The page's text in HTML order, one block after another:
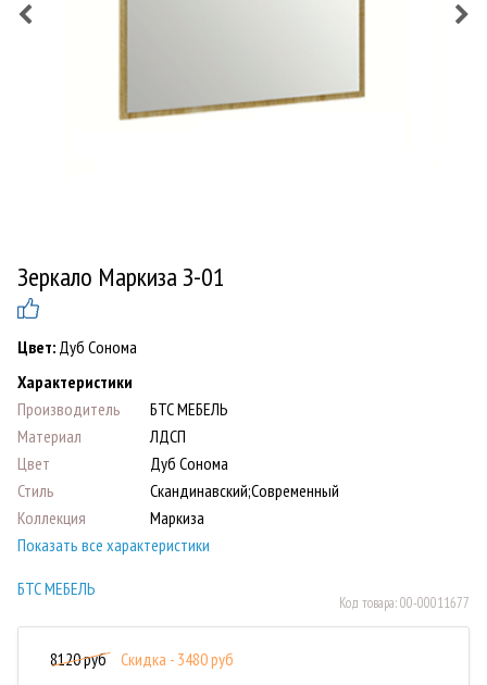
Зеркало Маркиза З-01
Цвет: Дуб Сонома
Характеристики
Производитель
БТС МЕБЕЛЬ
Материал
ЛДСП
Цвет
Дуб Сонома
Стиль
Скандинавский;Современный
Коллекция
Маркиза
Показать все характеристики
БТС МЕБЕЛЬ
Код товара:00-00011677
8120 руб Скидка - 3480 руб